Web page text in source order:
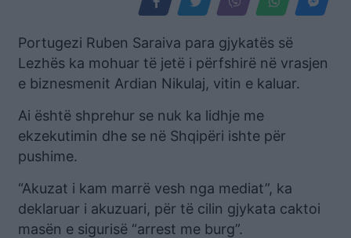
Portugezi Ruben Saraiva para gjykatës së
Lezhës ka mohuar të jetë i përfshirë në vrasjen
e biznesmenit Ardian Nikulaj, vitin e kaluar.
Ai është shprehur se nuk ka lidhje me
ekzekutimin dhe se në Shqipëri ishte për
pushime.
“Akuzat i kam marrë vesh nga mediat”, ka
deklaruar i akuzuari, për të cilin gjykata caktoi
masën e sigurisë “arrest me burg”.